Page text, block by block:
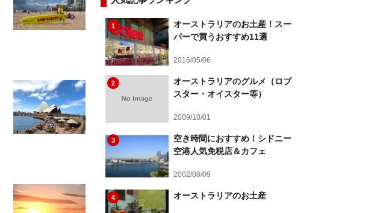
1
オーストラリアのお土産！スー
パーで買うおすすめ11選
2016/05/06
2
オーストラリアのグルメ（ロブ
スター・オイスター等）
2009/10/01
3
空き時間におすすめ！シドニー
空港人気免税店＆カフェ
2002/08/09
4 オーストラリアのお土産